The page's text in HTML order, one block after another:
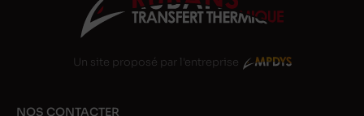
Un site proposé par l'entreprise
NOS CONTACTER